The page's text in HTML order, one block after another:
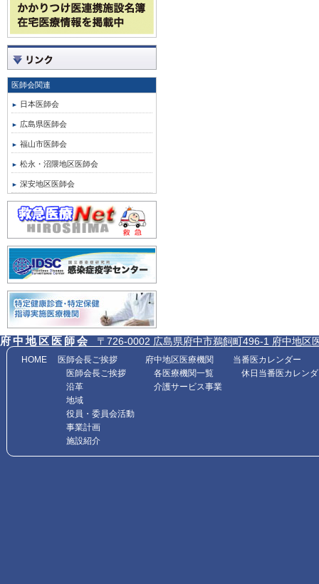
医師会関連
日本医師会
広島県医師会
福山市医師会
松永・沼隈地区医師会
深安地区医師会
府中地区医師会 〒726-0002 広島県府中市鵜飼町496-1 府中地
HOME
医師会長ご挨拶
医師会長ご挨拶
沿革
地域
役員・委員会活動
事業計画
施設紹介
府中地区医療機関
各医療機関一覧
介護サービス事業
当番医カレンダー
休日当番医カレン